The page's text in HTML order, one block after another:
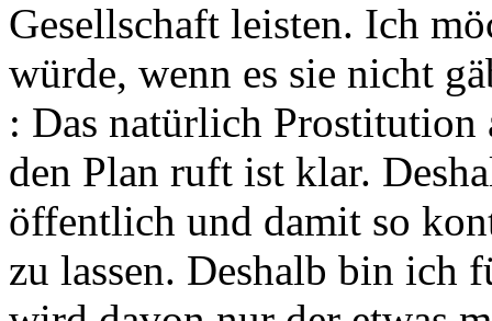
Gesellschaft leisten. Ich
würde, wenn es sie nicht
: Das natürlich Prostitution
den Plan ruft ist klar.
öffentlich und damit so
zu lassen. Deshalb bin ich